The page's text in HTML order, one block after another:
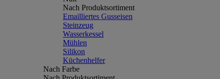
Nach Produktsortiment
Emailliertes Gusseisen
Steinzeug
Wasserkessel
Mühlen
Silikon
Küchenhelfer
Nach Farbe